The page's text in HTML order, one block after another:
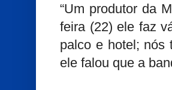
“Um produtor da
feira (22) ele faz
palco e hotel; nós
ele falou que a